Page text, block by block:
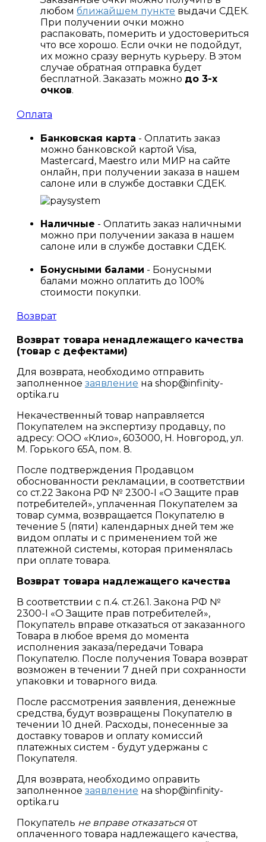
любом ближайшем пункте выдачи СДЕК.
При получении очки можно
распаковать, померить и удостовериться
что все хорошо. Если очки не подойдут,
их можно сразу вернуть курьеру. В этом
случае обратная отправка будет
бесплатной. Заказать можно до 3-х
очков.
Оплата
Банковская карта - Оплатить заказ
можно банковской картой Visa,
Mastercard, Maestro или МИР на сайте
онлайн, при получении заказа в нашем
салоне или в службе доставки СДЕК.
Наличные - Оплатить заказ наличными
можно при получении заказа в нашем
салоне или в службе доставки СДЕК.
Бонусными балами - Бонусными
балами можно оплатить до 100%
стоимости покупки.
Возврат
Возврат товара ненадлежащего качества
(товар с дефектами)
Для возврата, необходимо отправить
заполненное заявление на shop@infinity-
optika.ru
Некачественный товар направляется
Покупателем на экспертизу продавцу, по
адресу: ООО «Клио», 603000, Н. Новгород, ул.
М. Горького 65А, пом. 8.
После подтверждения Продавцом
обоснованности рекламации, в соответствии
со ст.22 Закона РФ № 2300-I «О Защите прав
потребителей», уплаченная Покупателем за
товар сумма, возвращается Покупателю в
течение 5 (пяти) календарных дней тем же
видом оплаты и с применением той же
платежной системы, которая применялась
при оплате товара.
Возврат товара надлежащего качества
В соответствии с п.4. ст.26.1. Закона РФ №
2300-I «О Защите прав потребителей»,
Покупатель вправе отказаться от заказанного
Товара в любое время до момента
исполнения заказа/передачи Товара
Покупателю. После получения Товара возврат
возможен в течении 7 дней при сохранности
упаковки и товарного вида.
После рассмотрения заявления, денежные
средства, будут возвращены Покупателю в
течении 10 дней. Расходы, понесенные за
доставку товаров и оплату комиссий
платежных систем - будут удержаны с
Покупателя.
Для возврата, необходимо оправить
заполненное заявление на shop@infinity-
optika.ru
Покупатель не вправе отказаться от
оплаченного товара надлежащего качества,